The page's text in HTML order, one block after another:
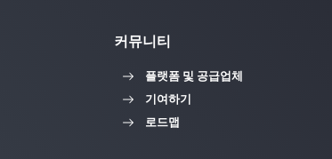
커뮤니티
플랫폼 및 공급업체
기여하기
로드맵